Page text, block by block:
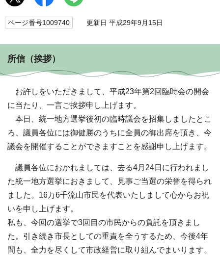
ページ番号1009740 更新日 平成29年9月15日
所信（挨拶）
お許しをいただきまして、平成23年第2回臨時会の開会
に当たり、一言ご挨拶申し上げます。
本日、統一地方選挙後初の臨時議会を招集しましたとこ
ろ、議員各位には御健勝のうちに全員の御出席を頂き、今
議会を開催することができますことを感謝申し上げます。
議員各位におかれましては、去る4月24日に行われまし
た統一地方選挙におきまして、見事ご当選の栄誉を得られ
ました。16万6千流山市民を代表いたしまして心からお祝
いを申し上げます。
私も、今回の選挙で3回目の市民からの負託を頂きまし
た。引き続き市長としての重責を全うするため、今後4年
間も、全力を尽くして市政経営に取り組んでまいります。